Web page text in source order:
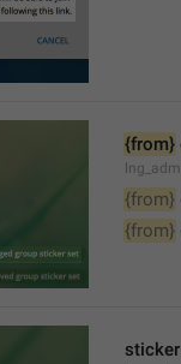
{from}
{from}
{from}